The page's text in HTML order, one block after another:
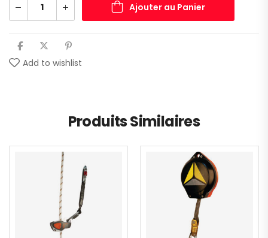
Ajouter au Panier
Add to wishlist
Produits Similaires